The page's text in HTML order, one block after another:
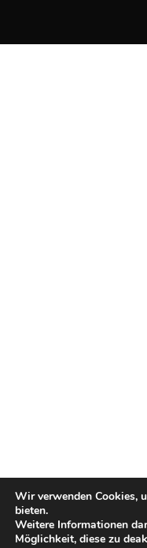
Wir verwenden Cookies,
bieten.
Weitere Informationen
Möglichkeit, diese zu